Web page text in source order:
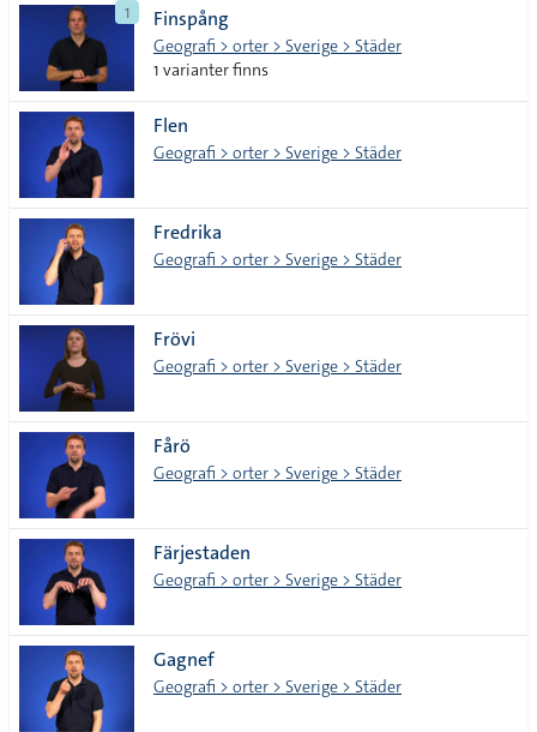
1 Finspång
Geografi > orter > Sverige > Städer
1 varianter finns
Flen
Geografi > orter > Sverige > Städer
Fredrika
Geografi > orter > Sverige > Städer
Frövi
Geografi > orter > Sverige > Städer
Fårö
Geografi > orter > Sverige > Städer
Färjestaden
Geografi > orter > Sverige > Städer
Gagnef
Geografi > orter > Sverige > Städer